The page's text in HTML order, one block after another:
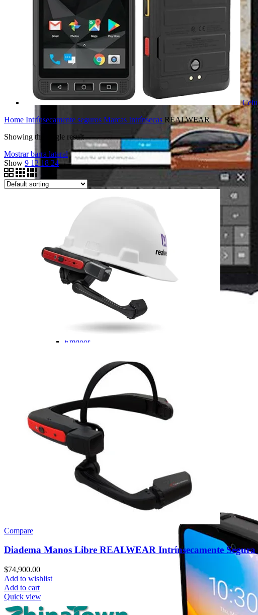
Emdoor
Impresoras
Lectores
Reacondicionados
Zebra
Honeywell
Motorola
RFDI
SISTEMA OPERATIVO
Android
Windows
Accesorios
Home Intrínsecamente seguros Marcas Intrínsecas REALWEAR
Showing the single result
Mostrar barra lateral
Show 9 12 18 24
Compare
Diadema Manos Libre REALWEAR Intrínsecamente
$74,900.00
Add to wishlist
Add to cart
Quick view